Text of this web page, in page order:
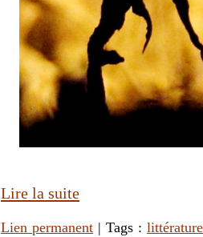
Lire la suite
Lien permanent | Tags : littérature